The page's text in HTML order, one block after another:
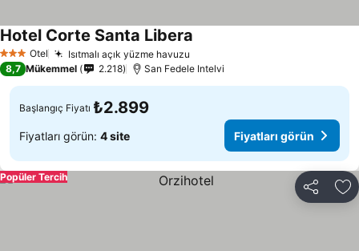
3 YıldızOtel Isıtmalı açık yüzme havuzu
Hotel Corte Santa Libera
8,7 Mükemmel 2.218 San Fedele Intelvi
Başlangıç Fiyatı ₺2.899
Fiyatları görün: 4 site Fiyatları görün
Paylaş
Popüler Tercih